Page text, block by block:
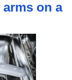
on a